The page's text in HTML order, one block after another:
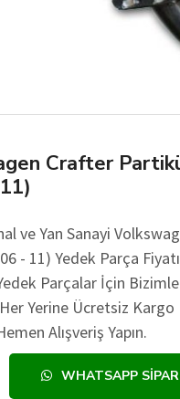
Crafter
ve Yan Sanayi
- 11) Yedek Parça Fiyatı
Parçalar İçin
Yerine Ücretsiz Kargo
Alışveriş Yapın.
WHATSAPP